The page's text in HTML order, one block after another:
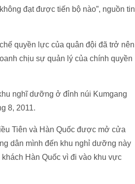
đạt được tiến bộ nào”, nguồn tin
quyền lực của quân đội đã trở nên
chịu sự quản lý của chính quyền
nghĩ dưỡng ở đỉnh núi Kumgang
8, 2011.
Tiên và Hàn Quốc được mở cửa
dân mình đến khu nghỉ dưỡng này
Hàn Quốc vì đi vào khu vực